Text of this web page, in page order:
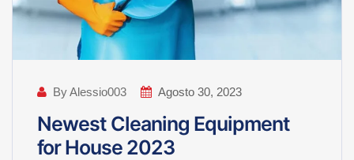
By Alessio003 Agosto 30, 2023
Newest Cleaning Equipment
for House 2023